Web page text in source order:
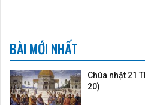
BÀI MỚI NHẤT
Chúa nhật 21
20)